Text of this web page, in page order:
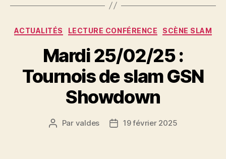
Catégories
ACTUALITÉS LECTURE CONFÉRENCE SCÈNE SLAM
Mardi 25/02/25 :
Tournois de slam GSN
Showdown
Auteur
Par valdes
Date19 février 2025